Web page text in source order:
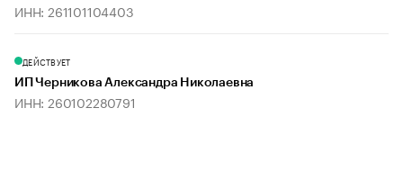
ИНН: 261101104403
ДЕЙСТВУЕТ
ИП Черникова Александра Николаевна
ИНН: 260102280791